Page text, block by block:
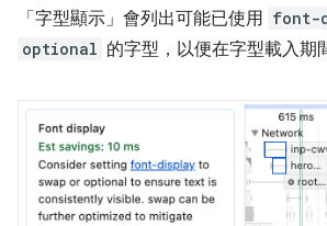
「字型顯示」 會列出可能已使用 font-
optional 的字型，以便在字型載入期